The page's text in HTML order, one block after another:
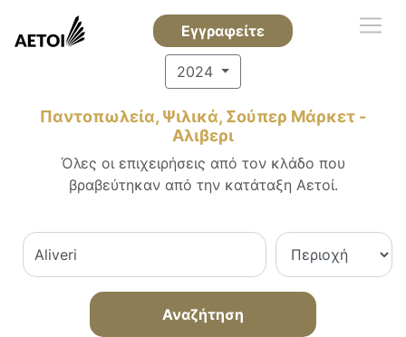
Εγγραφείτε
2024
Παντοπωλεία, Ψιλικά, Σούπερ Μάρκετ -
Αλιβερι
Όλες οι επιχειρήσεις από τον κλάδο που
βραβεύτηκαν από την κατάταξη Αετοί.
Αναζήτηση